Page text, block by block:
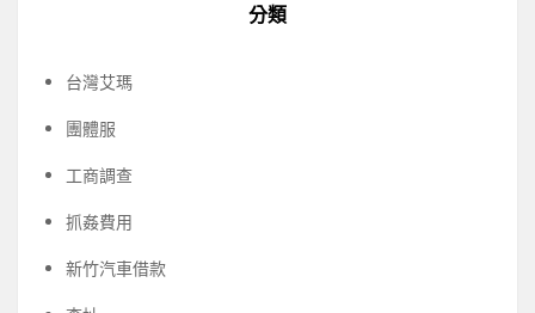
分類
台灣艾瑪
團體服
工商調查
抓姦費用
新竹汽車借款